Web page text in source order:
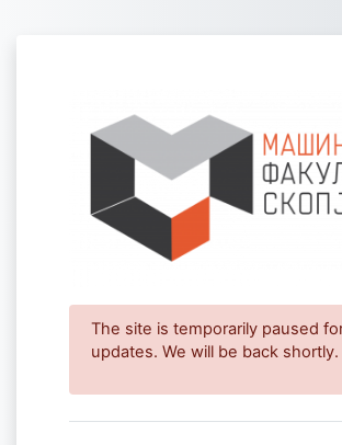
The site is temporarily paused
updates. We will be back shortly.